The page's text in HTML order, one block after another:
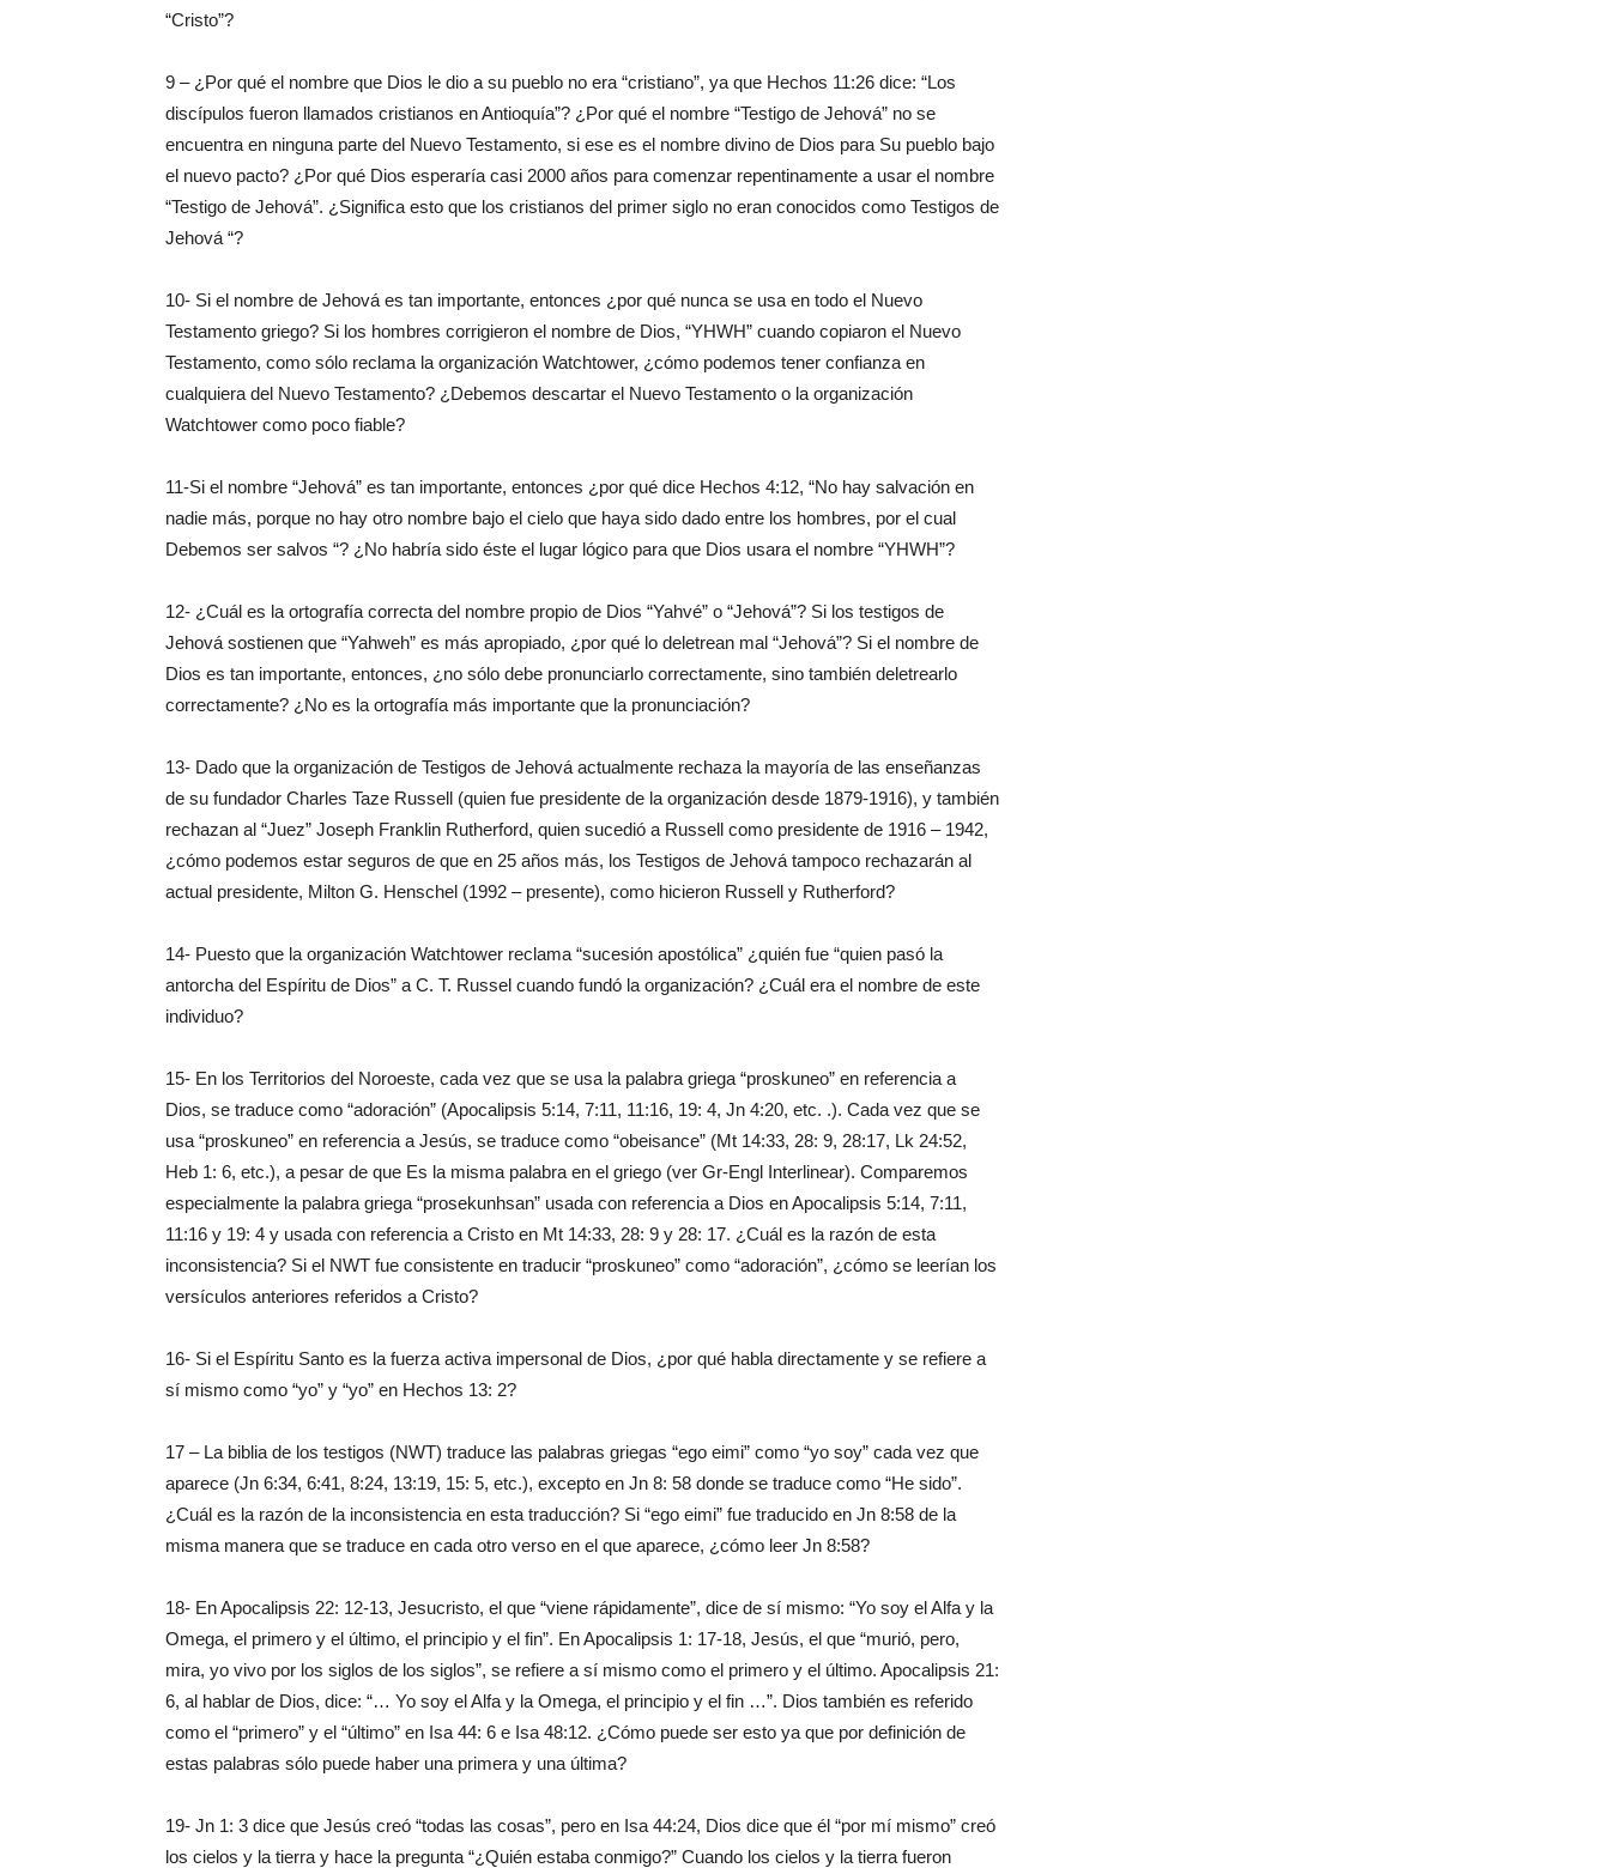
“Cristo”?
9 – ¿Por qué el nombre que Dios le dio a su pueblo no era “cristiano”, ya que Hechos 11:26 dice: “Los
discípulos fueron llamados cristianos en Antioquía”? ¿Por qué el nombre “Testigo de Jehová” no se
encuentra en ninguna parte del Nuevo Testamento, si ese es el nombre divino de Dios para Su pueblo bajo
el nuevo pacto? ¿Por qué Dios esperaría casi 2000 años para comenzar repentinamente a usar el nombre
“Testigo de Jehová”. ¿Significa esto que los cristianos del primer siglo no eran conocidos como Testigos de
Jehová “?
10- Si el nombre de Jehová es tan importante, entonces ¿por qué nunca se usa en todo el Nuevo
Testamento griego? Si los hombres corrigieron el nombre de Dios, “YHWH” cuando copiaron el Nuevo
Testamento, como sólo reclama la organización Watchtower, ¿cómo podemos tener confianza en
cualquiera del Nuevo Testamento? ¿Debemos descartar el Nuevo Testamento o la organización
Watchtower como poco fiable?
11-Si el nombre “Jehová” es tan importante, entonces ¿por qué dice Hechos 4:12, “No hay salvación en
nadie más, porque no hay otro nombre bajo el cielo que haya sido dado entre los hombres, por el cual
Debemos ser salvos “? ¿No habría sido éste el lugar lógico para que Dios usara el nombre “YHWH”?
12- ¿Cuál es la ortografía correcta del nombre propio de Dios “Yahvé” o “Jehová”? Si los testigos de
Jehová sostienen que “Yahweh” es más apropiado, ¿por qué lo deletrean mal “Jehová”? Si el nombre de
Dios es tan importante, entonces, ¿no sólo debe pronunciarlo correctamente, sino también deletrearlo
correctamente? ¿No es la ortografía más importante que la pronunciación?
13- Dado que la organización de Testigos de Jehová actualmente rechaza la mayoría de las enseñanzas
de su fundador Charles Taze Russell (quien fue presidente de la organización desde 1879-1916), y también
rechazan al “Juez” Joseph Franklin Rutherford, quien sucedió a Russell como presidente de 1916 – 1942,
¿cómo podemos estar seguros de que en 25 años más, los Testigos de Jehová tampoco rechazarán al
actual presidente, Milton G. Henschel (1992 – presente), como hicieron Russell y Rutherford?
14- Puesto que la organización Watchtower reclama “sucesión apostólica” ¿quién fue “quien pasó la
antorcha del Espíritu de Dios” a C. T. Russel cuando fundó la organización? ¿Cuál era el nombre de este
individuo?
15- En los Territorios del Noroeste, cada vez que se usa la palabra griega “proskuneo” en referencia a
Dios, se traduce como “adoración” (Apocalipsis 5:14, 7:11, 11:16, 19: 4, Jn 4:20, etc. .). Cada vez que se
usa “proskuneo” en referencia a Jesús, se traduce como “obeisance” (Mt 14:33, 28: 9, 28:17, Lk 24:52,
Heb 1: 6, etc.), a pesar de que Es la misma palabra en el griego (ver Gr-Engl Interlinear). Comparemos
especialmente la palabra griega “prosekunhsan” usada con referencia a Dios en Apocalipsis 5:14, 7:11,
11:16 y 19: 4 y usada con referencia a Cristo en Mt 14:33, 28: 9 y 28: 17. ¿Cuál es la razón de esta
inconsistencia? Si el NWT fue consistente en traducir “proskuneo” como “adoración”, ¿cómo se leerían los
versículos anteriores referidos a Cristo?
16- Si el Espíritu Santo es la fuerza activa impersonal de Dios, ¿por qué habla directamente y se refiere a
sí mismo como “yo” y “yo” en Hechos 13: 2?
17 – La biblia de los testigos (NWT) traduce las palabras griegas “ego eimi” como “yo soy” cada vez que
aparece (Jn 6:34, 6:41, 8:24, 13:19, 15: 5, etc.), excepto en Jn 8: 58 donde se traduce como “He sido”.
¿Cuál es la razón de la inconsistencia en esta traducción? Si “ego eimi” fue traducido en Jn 8:58 de la
misma manera que se traduce en cada otro verso en el que aparece, ¿cómo leer Jn 8:58?
18- En Apocalipsis 22: 12-13, Jesucristo, el que “viene rápidamente”, dice de sí mismo: “Yo soy el Alfa y la
Omega, el primero y el último, el principio y el fin”. En Apocalipsis 1: 17-18, Jesús, el que “murió, pero,
mira, yo vivo por los siglos de los siglos”, se refiere a sí mismo como el primero y el último. Apocalipsis 21:
6, al hablar de Dios, dice: “… Yo soy el Alfa y la Omega, el principio y el fin …”. Dios también es referido
como el “primero” y el “último” en Isa 44: 6 e Isa 48:12. ¿Cómo puede ser esto ya que por definición de
estas palabras sólo puede haber una primera y una última?
19- Jn 1: 3 dice que Jesús creó “todas las cosas”, pero en Isa 44:24, Dios dice que él “por mí mismo” creó
los cielos y la tierra y hace la pregunta “¿Quién estaba conmigo?” Cuando los cielos y la tierra fueron